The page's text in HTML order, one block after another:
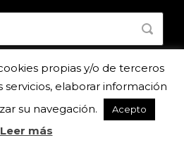
de Moris.Aviso Legal
Fotografía: José Díaz
propias y/o de terceros
servicios, elaborar información
su navegación.
Acepto
Leer más